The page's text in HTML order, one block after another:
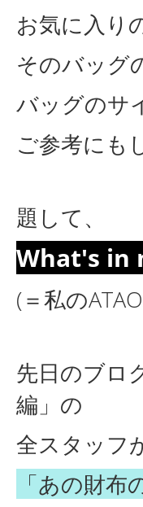
お気に入り
そのバッグ
バッグのサ
ご参考にも
題して、
What's in
(＝私の
先日のブロ
編」の
全スタッフ
「あの財